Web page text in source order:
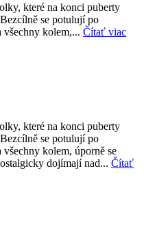
které na konci puberty
se potulují po
všechny kolem,... Čítať viac
které na konci puberty
se potulují po
kolem, úporně se
dojímají nad... Čítať